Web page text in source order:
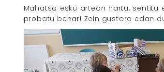
Mahatsa esku artean hartu, sentitu
probatu behar! Zein gustora edan